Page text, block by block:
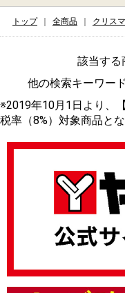
トップ 全商品 クリス
該当する
他の検索キーワー
※2019年10月1日より、
税率（8%）対象商品とな